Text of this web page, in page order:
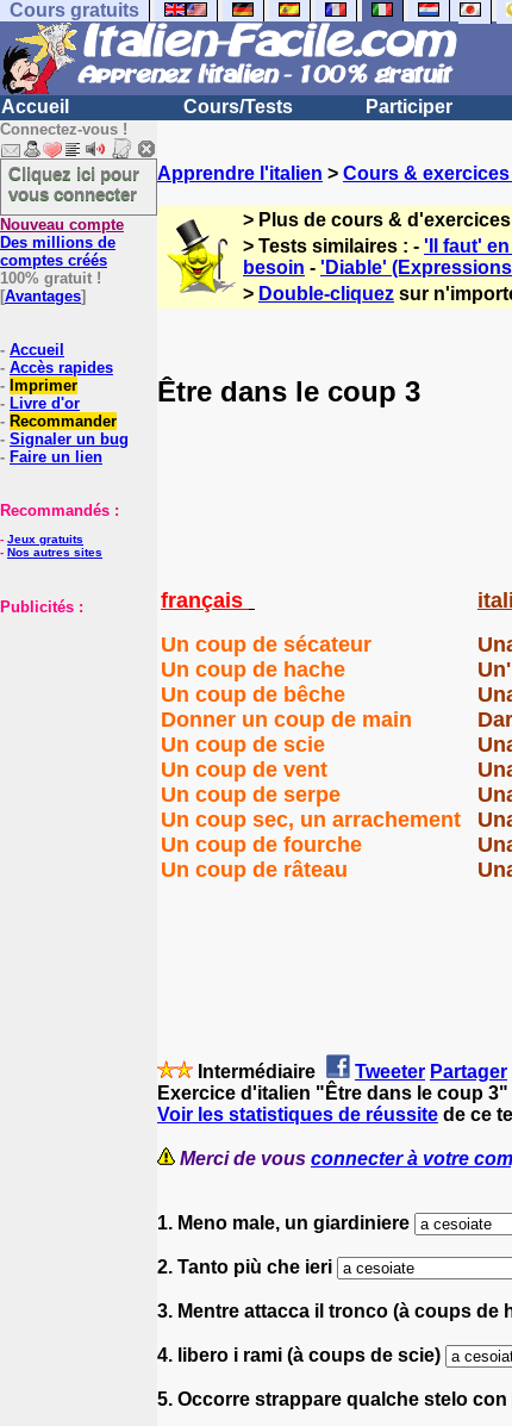
Cours gratuits
Accueil Cours/Tests Participer
Connectez-vous !
Cliquez ici pour
vous connecter
Nouveau compte
Des millions de
comptes créés
100% gratuit !
[Avantages]
- Accueil
- Accès rapides
- Imprimer
- Livre d'or
- Recommander
- Signaler un bug
- Faire un lien
Recommandés :
- Jeux gratuits
- Nos autres sites
Publicités :
Apprendre l'italien > Cours &
> Plus de cours &
> Tests similaires : - 'Il faut'
besoin - 'Diable'
> Double-cliquez sur
Être dans le coup 3
français
Un coup de sécateur
Un coup de hache
Un coup de bêche
Donner un coup de main
Un coup de scie
Un coup de vent
Un coup de serpe
Un coup sec, un arrachement
Un coup de fourche
Un coup de râteau
Intermédiaire Tweeter Partager
Exercice d'italien "Être dans le coup 3"
Voir les statistiques de réussite de ce
Merci de vous connecter à votre
1. Meno male, un giardiniere
2. Tanto più che ieri
3. Mentre attacca il tronco (à coups de
4. libero i rami (à coups de scie)
5. Occorre strappare qualche stelo con